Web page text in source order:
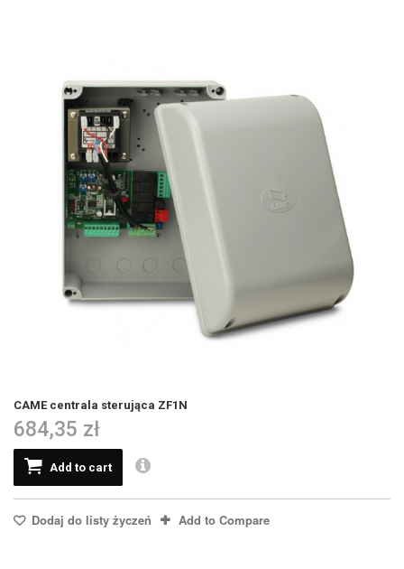
CAME centrala sterująca ZF1N
684,35 zł
Add to cart
Dodaj do listy życzeń Add to Compare